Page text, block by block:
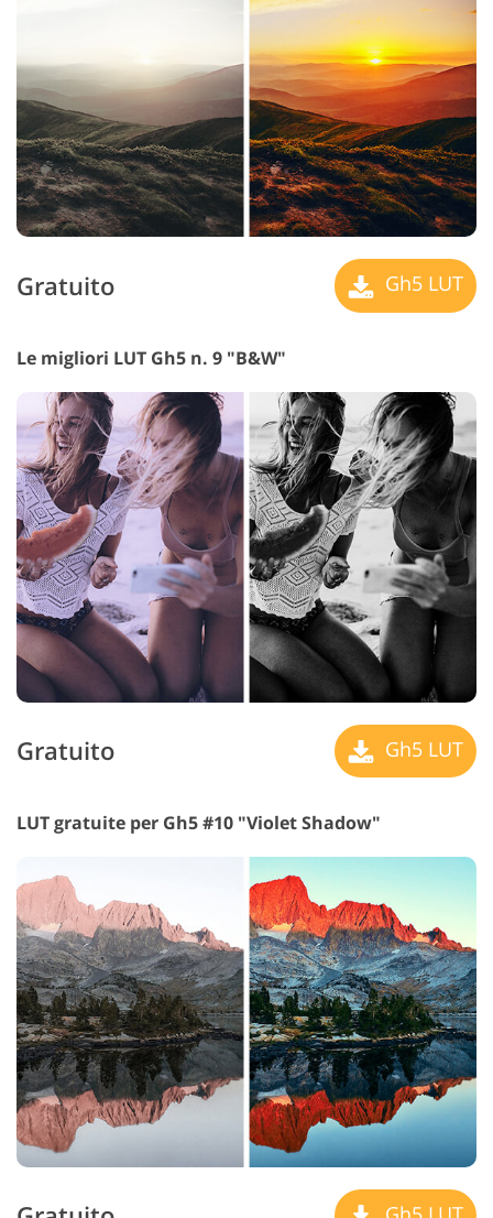
Gratuito Gh5 LUT
Le migliori LUT Gh5 n. 9 "B&W"
Gratuito Gh5 LUT
LUT gratuite per Gh5 #10 "Violet Shadow"